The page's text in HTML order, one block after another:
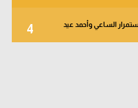
4 الساعي وأحمد عيد